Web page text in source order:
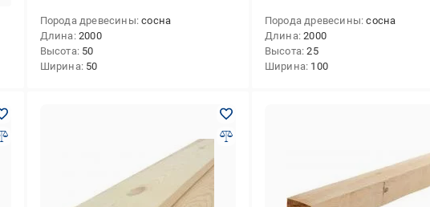
Порода древесины сосна
Длина 2000
Высота 50
Ширина 50
Порода древесины сосна
Длина 2000
Высота 25
Ширина 100